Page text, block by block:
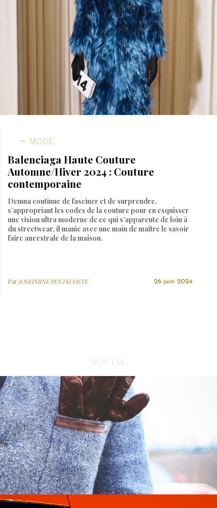
MODE
Balenciaga Haute Couture
Automne/Hiver 2024 : Couture
contemporaine
Demna continue de fasciner et de surprendre,
s’appropriant les codes de la couture pour en esquisser
une vision ultra moderne de ce qui s’apparente de loin à
du streetwear, il manie avec une main de maître le savoir
faire ancestrale de la maison.
Par JOSEPHINE PENTECOSTE 26 juin 2024